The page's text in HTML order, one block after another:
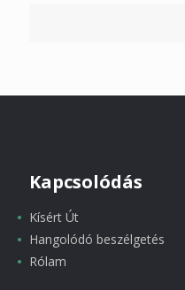
Kapcsolódás
Kísért Út
Hangolódó beszélgetés
Rólam